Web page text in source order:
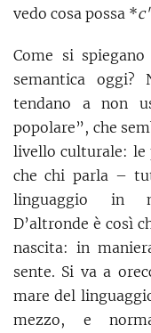
vedo cosa possa *
Come si
semantica
tendano a non
popolare”, che
livello culturale: le
che chi parla –
linguaggio in
D’altronde è così
nascita: in
sente. Si va a
mare del
mezzo, e